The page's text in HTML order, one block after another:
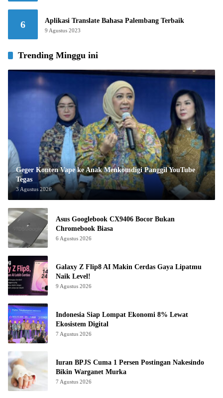
6 Aplikasi Translate Bahasa Palembang Terbaik
9 Agustus 2023
Trending Minggu ini
Geger Konten Vape ke Anak Menkomdigi Panggil YouTube
Tegas
3 Agustus 2026
Asus Googlebook CX9406 Bocor Bukan
Chromebook Biasa
6 Agustus 2026
Galaxy Z Flip8 AI Makin Cerdas Gaya Lipatmu
Naik Level!
9 Agustus 2026
Indonesia Siap Lompat Ekonomi 8% Lewat
Ekosistem Digital
7 Agustus 2026
Iuran BPJS Cuma 1 Persen Postingan Nakesindo
Bikin Warganet Murka
7 Agustus 2026